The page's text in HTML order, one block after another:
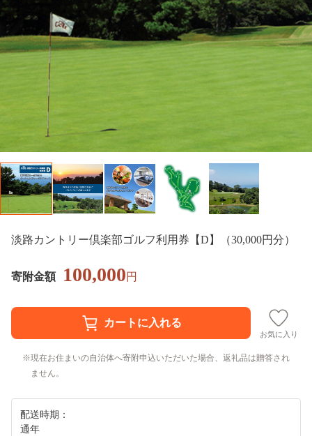
淡路カントリー倶楽部ゴルフ利用券【D】（30,000円分）
寄附金額 100,000円
お気に入り
現在お住まいの自治体へ寄附申込いただいた場合、返礼品は贈答され
ません。
配送時期：
通年